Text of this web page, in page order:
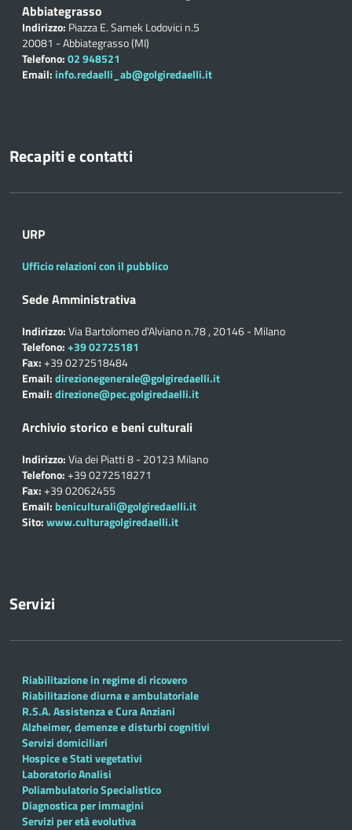
Abbiategrasso
Indirizzo: Piazza E. Samek Lodovici n.5
20081 - Abbiategrasso (MI)
Telefono:02 948521
Email: info.redaelli_ab@golgiredaelli.it
Recapiti e contatti
URP
Ufficio relazioni con il pubblico
Sede Amministrativa
Indirizzo:Via Bartolomeo d'Alviano n.78 , 20146 - Milano
Telefono:+39 02725181
Fax:+39 0272518484
Email:direzionegenerale@golgiredaelli.it
Email:direzione@pec.golgiredaelli.it
Archivio storico e beni culturali
Indirizzo:Via dei Piatti 8 - 20123 Milano
Telefono:+39 0272518271
Fax:+39 02062455
Email: beniculturali@golgiredaelli.it
Sito:www.culturagolgiredaelli.it
Servizi
Riabilitazione in regime di ricovero
Riabilitazione diurna e ambulatoriale
R.S.A. Assistenza e Cura Anziani
Alzheimer, demenze e disturbi cognitivi
Servizi domiciliari
Hospice e Stati vegetativi
Laboratorio Analisi
Poliambulatorio Specialistico
Diagnostica per immagini
Servizi per età evolutiva